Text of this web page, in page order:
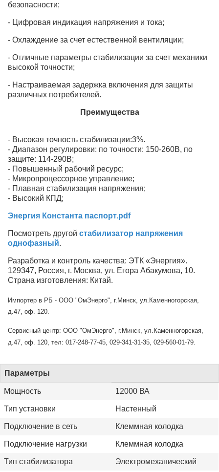
безопасности;
- Цифровая индикация напряжения и тока;
- Охлаждение за счет естественной вентиляции;
- Отличные параметры стабилизации за счет механики
высокой точности;
- Настраиваемая задержка включения для защиты
различных потребителей.
Преимущества
- Высокая точность стабилизации:3%.
- Диапазон регулировки: по точности: 150-260В, по
защите: 114-290В;
- Повышенный рабочий ресурс;
- Микропроцессорное управление;
- Плавная стабилизация напряжения;
- Высокий КПД;
Энергия Константа паспорт.pdf
Посмотреть другой стабилизатор напряжения
однофазный.
Разработка и контроль качества: ЭТК «Энергия».
129347, Россия, г. Москва, ул. Егора Абакумова, 10.
Страна изготовления: Китай.
Импортер в РБ - ООО "ОмЭнерго", г.Минск, ул.Каменногорская,
д.47, оф. 120.
Сервисный центр: ООО "ОмЭнерго", г.Минск, ул.Каменногорская,
д.47, оф. 120, тел: 017-248-77-45, 029-341-31-35, 029-560-01-79.
Параметры
Мощность 12000 ВА
Тип установки Настенный
Подключение в сеть Клеммная колодка
Подключение нагрузки Клеммная колодка
Тип стабилизатора Электромеханический